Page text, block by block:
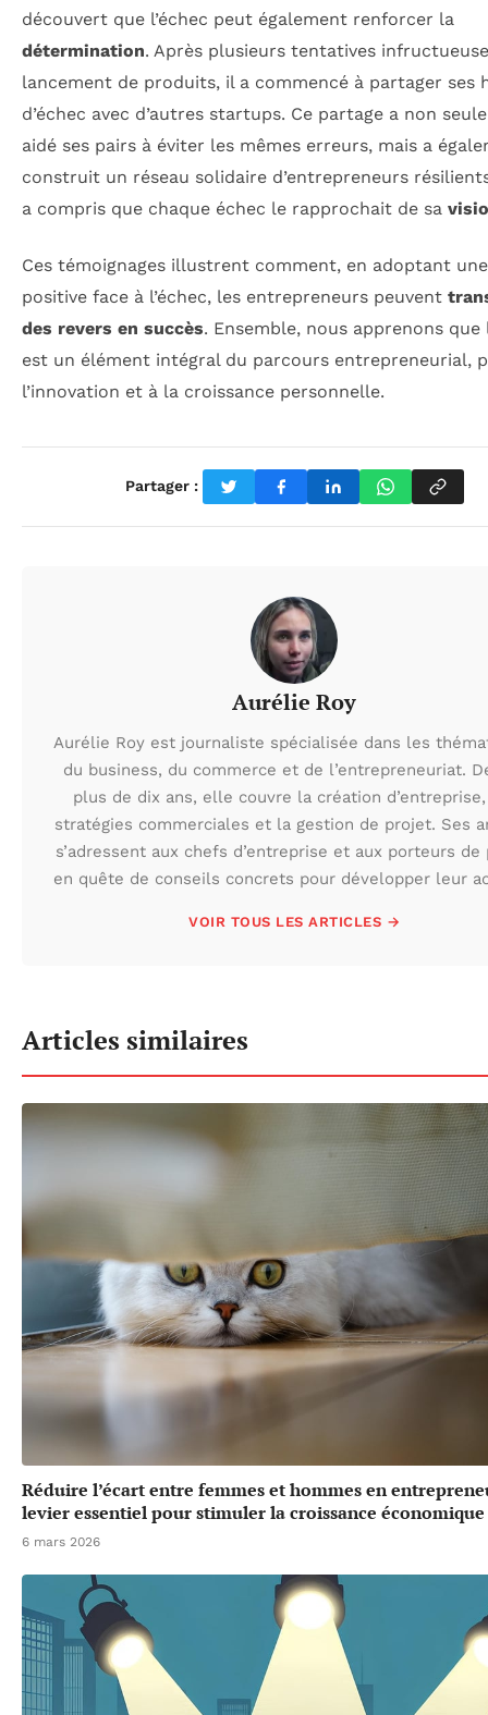
découvert que l’échec peut également renforcer la
détermination. Après plusieurs tentatives
lancement de produits, il a commencé à partager ses
d’échec avec d’autres startups. Ce partage a non
aidé ses pairs à éviter les mêmes erreurs, mais a
construit un réseau solidaire d’entrepreneurs
a compris que chaque échec le rapprochait de sa
Ces témoignages illustrent comment, en adoptant
positive face à l’échec, les entrepreneurs peuvent
des revers en succès. Ensemble, nous apprenons que
est un élément intégral du parcours entrepreneurial,
l’innovation et à la croissance personnelle.
Partager :
Aurélie Roy
Aurélie Roy est journaliste spécialisée dans les
du business, du commerce et de l’entrepreneuriat.
plus de dix ans, elle couvre la création
stratégies commerciales et la gestion de projet. Ses
s’adressent aux chefs d’entreprise et aux porteurs de
en quête de conseils concrets pour développer leur
VOIR TOUS LES ARTICLES →
Articles similaires
Réduire l’écart entre femmes et hommes en
levier essentiel pour stimuler la croissance économique
6 mars 2026